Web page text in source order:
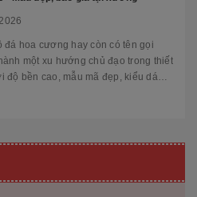
đá hoa cương hay còn có tên gọi
một xu hướng chủ đạo trong thiết
độ bền cao, mẫu mã đẹp, kiểu dáng